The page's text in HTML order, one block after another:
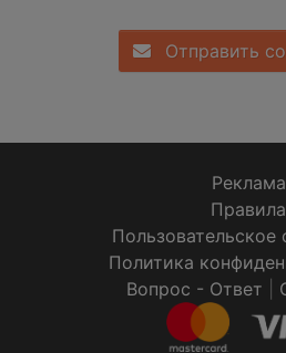
Отправить
Реклама
Правила
Пользовательское
Политика
Вопрос - Ответ